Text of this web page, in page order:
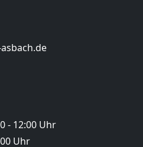
- 12:00 Uhr
Uhr